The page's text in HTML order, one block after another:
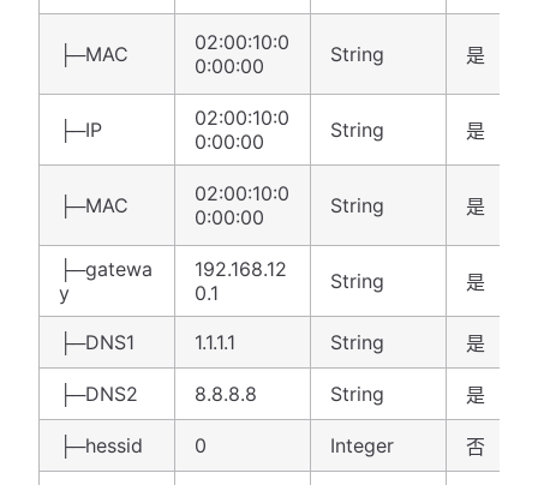
├─MAC
02:00:10:0
0:00:00
String 是
├─IP
02:00:10:0
0:00:00
String 是
├─MAC
02:00:10:0
0:00:00
String 是
├─gatewa
y
192.168.12
0.1
String 是
├─DNS1 1.1.1.1 String 是
├─DNS2 8.8.8.8 String 是
├─hessid 0 Integer 否